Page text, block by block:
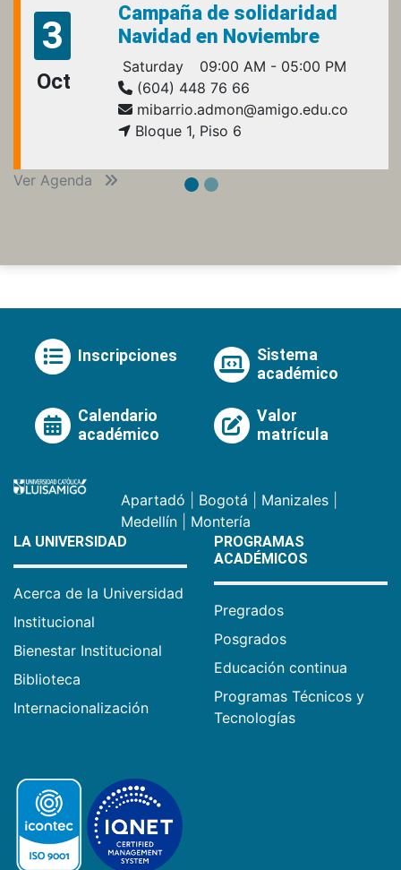
3
Oct
Campaña de solidaridad
Navidad en Noviembre
Saturday
09:00 AM - 05:00 PM
(604) 448 76 66
mibarrio.admon@amigo.edu.co
Bloque 1, Piso 6
Ver Agenda
Inscripciones
Sistema
académico
Calendario
académico
Valor
matrícula
Apartadó Bogotá Manizales
Medellín
Montería
LA UNIVERSIDAD
Acerca de la Universidad
Institucional
Bienestar Institucional
Biblioteca
Internacionalización
PROGRAMAS
ACADÉMICOS
Pregrados
Posgrados
Educación continua
Programas Técnicos y
Tecnologías